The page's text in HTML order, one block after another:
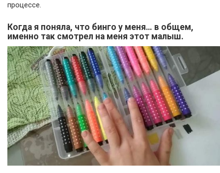
процессе.
Когда я поняла, что бинго у меня… в общем,
именно так смотрел на меня этот малыш.